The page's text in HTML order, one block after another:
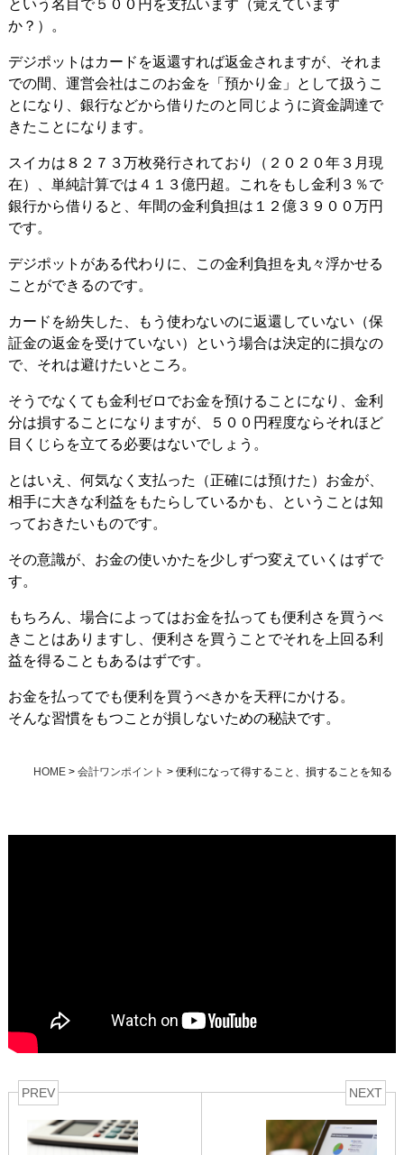
という名目で５００円を支払います（覚えています
か？）。
デジポットはカードを返還すれば返金されますが、それま
での間、運営会社はこのお金を「預かり金」として扱うこ
とになり、銀行などから借りたのと同じように資金調達で
きたことになります。
スイカは８２７３万枚発行されており（２０２０年３月現
在）、単純計算では４１３億円超。これをもし金利３％で
銀行から借りると、年間の金利負担は１２億３９００万円
です。
デジポットがある代わりに、この金利負担を丸々浮かせる
ことができるのです。
カードを紛失した、もう使わないのに返還していない（保
証金の返金を受けていない）という場合は決定的に損なの
で、それは避けたいところ。
そうでなくても金利ゼロでお金を預けることになり、金利
分は損することになりますが、５００円程度ならそれほど
目くじらを立てる必要はないでしょう。
とはいえ、何気なく支払った（正確には預けた）お金が、
相手に大きな利益をもたらしているかも、ということは知
っておきたいものです。
その意識が、お金の使いかたを少しずつ変えていくはずで
す。
もちろん、場合によってはお金を払っても便利さを買うべ
きことはありますし、便利さを買うことでそれを上回る利
益を得ることもあるはずです。
お金を払ってでも便利を買うべきかを天秤にかける。
そんな習慣をもつことが損しないための秘訣です。
HOME> 会計ワンポイント > 便利になって得すること、損することを知る
PREV NEXT